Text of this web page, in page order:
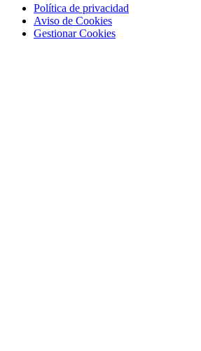
Política de privacidad
Aviso de Cookies
Gestionar Cookies